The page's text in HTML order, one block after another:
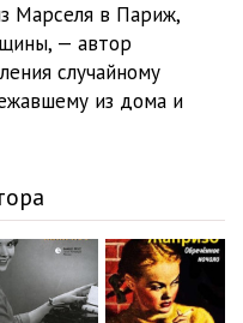
Марселя в Париж,
— автор
случайному
из дома и